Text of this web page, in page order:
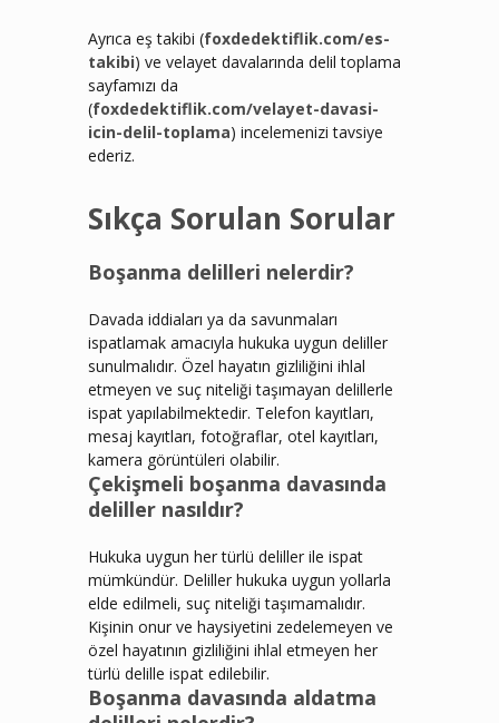
Ayrıca eş takibi (foxdedektiflik.com/es-
takibi) ve velayet davalarında delil toplama
sayfamızı da
(foxdedektiflik.com/velayet-davasi-
icin-delil-toplama) incelemenizi tavsiye
ederiz.
Sıkça Sorulan Sorular
Boşanma delilleri nelerdir?
Davada iddiaları ya da savunmaları
ispatlamak amacıyla hukuka uygun deliller
sunulmalıdır. Özel hayatın gizliliğini ihlal
etmeyen ve suç niteliği taşımayan delillerle
ispat yapılabilmektedir. Telefon kayıtları,
mesaj kayıtları, fotoğraflar, otel kayıtları,
kamera görüntüleri olabilir.
Çekişmeli boşanma davasında
deliller nasıldır?
Hukuka uygun her türlü deliller ile ispat
mümkündür. Deliller hukuka uygun yollarla
elde edilmeli, suç niteliği taşımamalıdır.
Kişinin onur ve haysiyetini zedelemeyen ve
özel hayatının gizliliğini ihlal etmeyen her
türlü delille ispat edilebilir.
Boşanma davasında aldatma